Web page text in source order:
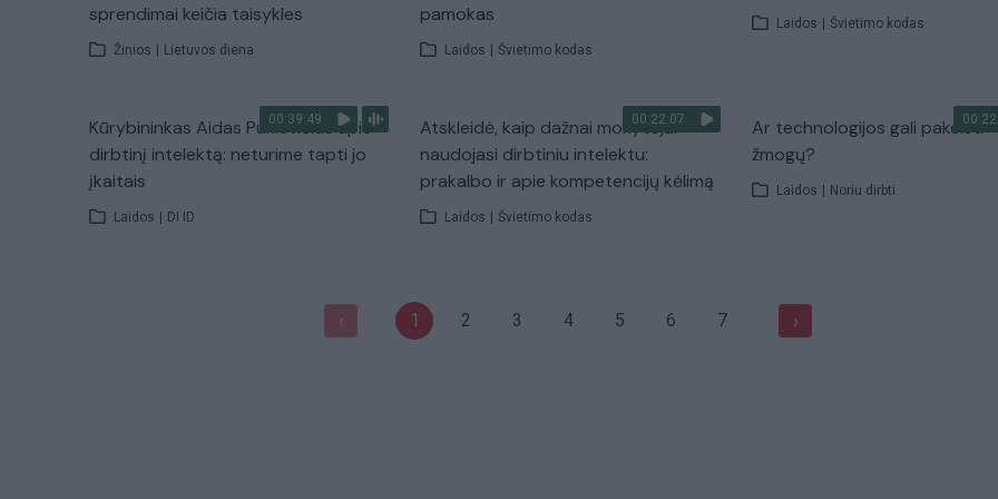
sprendimai keičia taisykles
Žinios Lietuvos diena
pamokas
Laidos Švietimo kodas
Laidos Švietimo kodas
00:39:49
Kūrybininkas Aidas Puklevičius apie
dirbtinį intelektą: neturime tapti jo
įkaitais
Laidos DI ID
00:22:07
Atskleidė, kaip dažnai mokytojai
naudojasi dirbtiniu intelektu:
prakalbo ir apie kompetencijų kėlimą
Laidos Švietimo kodas
Ar technologijos gali pakeisti
žmogų?
Laidos Noriu dirbti
‹ 1 2 3 4 5 6 7 ›